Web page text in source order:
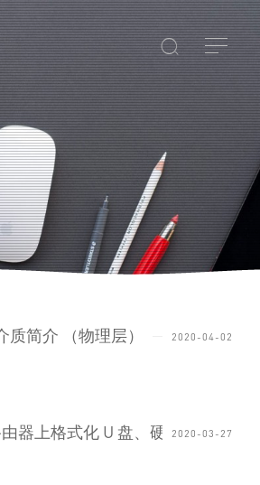

质简介 （物理层）
2020-04-02
器上格式化 U 盘、硬盘2020-03-27